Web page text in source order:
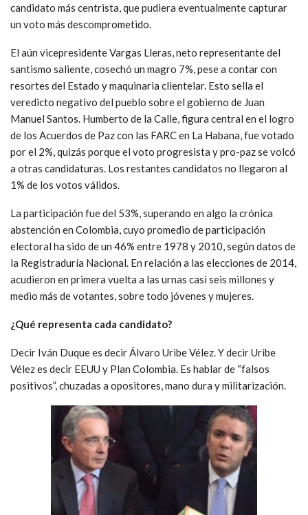
candidato más centrista, que pudiera eventualmente capturar
un voto más descomprometido.
El aún vicepresidente Vargas Lleras, neto representante del
santismo saliente, cosechó un magro 7%, pese a contar con
resortes del Estado y maquinaria clientelar. Esto sella el
veredicto negativo del pueblo sobre el gobierno de Juan
Manuel Santos. Humberto de la Calle, figura central en el logro
de los Acuerdos de Paz con las FARC en La Habana, fue votado
por el 2%, quizás porque el voto progresista y pro-paz se volcó
a otras candidaturas. Los restantes candidatos no llegaron al
1% de los votos válidos.
La participación fue del 53%, superando en algo la crónica
abstención en Colombia, cuyo promedio de participación
electoral ha sido de un 46% entre 1978 y 2010, según datos de
la Registraduría Nacional. En relación a las elecciones de 2014,
acudieron en primera vuelta a las urnas casi seis millones y
medio más de votantes, sobre todo jóvenes y mujeres.
¿Qué representa cada candidato?
Decir Iván Duque es decir Álvaro Uribe Vélez. Y decir Uribe
Vélez es decir EEUU y Plan Colombia. Es hablar de “falsos
positivos”, chuzadas a opositores, mano dura y militarización.